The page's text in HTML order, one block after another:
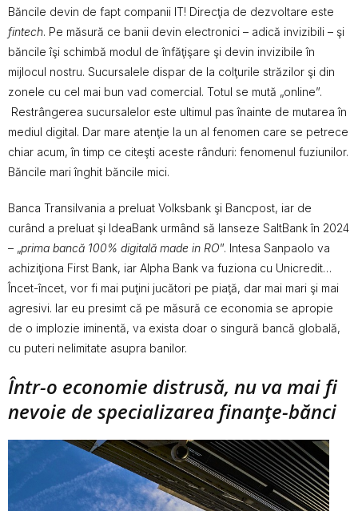
Băncile devin de fapt companii IT! Direcţia de dezvoltare este
fintech. Pe măsură ce banii devin electronici – adică invizibili – şi
băncile îşi schimbă modul de înfăţişare şi devin invizibile în
mijlocul nostru. Sucursalele dispar de la colţurile străzilor şi din
zonele cu cel mai bun vad comercial. Totul se mută „online”.
Restrângerea sucursalelor este ultimul pas înainte de mutarea în
mediul digital. Dar mare atenţie la un al fenomen care se petrece
chiar acum, în timp ce citeşti aceste rânduri: fenomenul fuziunilor.
Băncile mari înghit băncile mici.
Banca Transilvania a preluat Volksbank şi Bancpost, iar de
curând a preluat şi IdeaBank urmând să lanseze SaltBank în 2024
– „prima bancă 100% digitală made in RO”. Intesa Sanpaolo va
achiziţiona First Bank, iar Alpha Bank va fuziona cu Unicredit…
Încet-încet, vor fi mai puţini jucători pe piaţă, dar mai mari şi mai
agresivi. Iar eu presimt că pe măsură ce economia se apropie
de o implozie iminentă, va exista doar o singură bancă globală,
cu puteri nelimitate asupra banilor.
Într-o economie distrusă, nu va mai fi
nevoie de specializarea finanţe-bănci